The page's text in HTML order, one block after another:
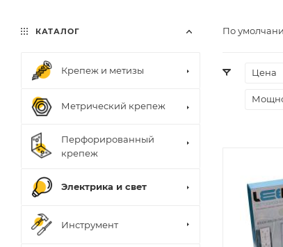
По
Цена
КАТАЛОГ
Крепеж и метизы
Метрический крепеж
Перфорированный
крепеж
Электрика и свет
Инструмент